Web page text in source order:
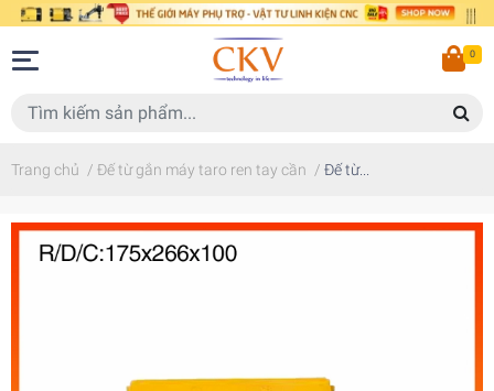
0
Trang chủ / Đế từ gắn máy taro ren tay cần / Đế từ...